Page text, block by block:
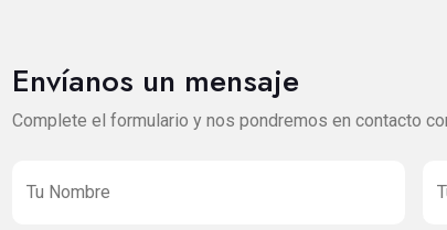
Envíanos un mensaje
Complete el formulario y nos pondremos en contacto
Tu Nombre